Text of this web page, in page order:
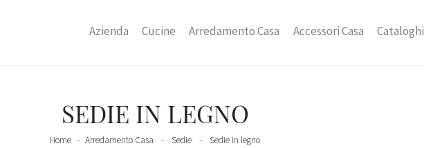
Azienda Cucine Arredamento Casa Accessori Casa Cataloghi
SEDIE IN LEGNO
Home - Arredamento Casa - Sedie - Sedie in legno